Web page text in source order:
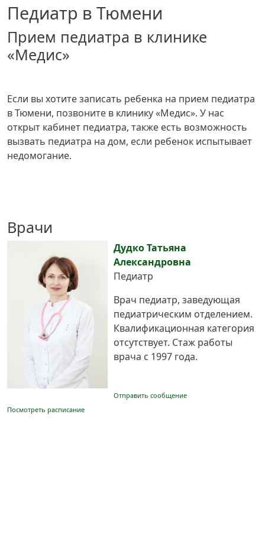
Педиатр в Тюмени
Прием педиатра в клинике
«Медис»
Если вы хотите записать ребенка на прием педиатра
в Тюмени, позвоните в клинику «Медис». У нас
открыт кабинет педиатра, также есть возможность
вызвать педиатра на дом, если ребенок испытывает
недомогание.
Врачи
Дудко Татьяна
Александровна
Педиатр
Врач педиатр, заведующая
педиатрическим отделением.
Квалификационная категория
отсутствует. Стаж работы
врача с 1997 года.
Отправить сообщение
Посмотреть расписание